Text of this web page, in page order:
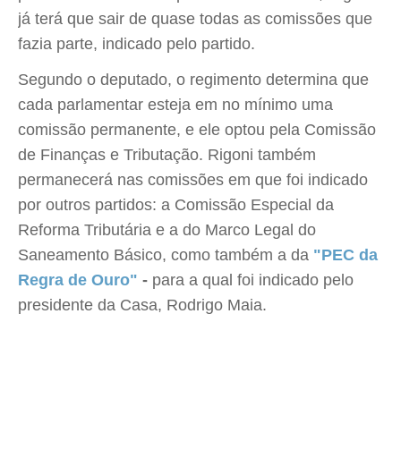
já terá que sair de quase todas as comissões que
fazia parte, indicado pelo partido.
Segundo o deputado, o regimento determina que
cada parlamentar esteja em no mínimo uma
comissão permanente, e ele optou pela Comissão
de Finanças e Tributação. Rigoni também
permanecerá nas comissões em que foi indicado
por outros partidos: a Comissão Especial da
Reforma Tributária e a do Marco Legal do
Saneamento Básico, como também a da "PEC da
Regra de Ouro" - para a qual foi indicado pelo
presidente da Casa, Rodrigo Maia.